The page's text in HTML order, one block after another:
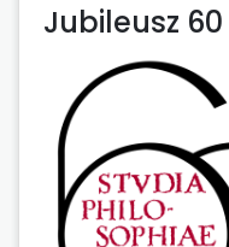
Jubileusz 60